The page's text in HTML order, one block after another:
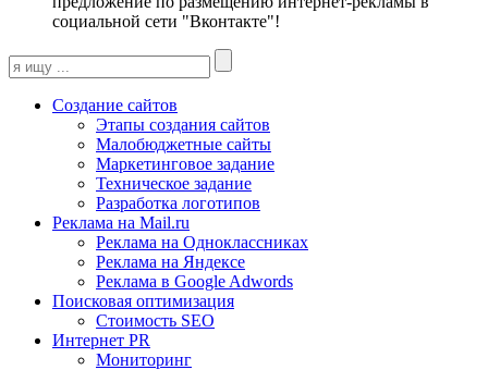
социальной сети "Вконтакте"!
Создание сайтов
Этапы создания сайтов
Малобюджетные сайты
Маркетинговое задание
Техническое задание
Разработка логотипов
Реклама на Mail.ru
Реклама на Одноклассниках
Реклама на Яндексе
Реклама в Google Adwords
Поисковая оптимизация
Стоимость SEO
Интернет PR
Мониторинг